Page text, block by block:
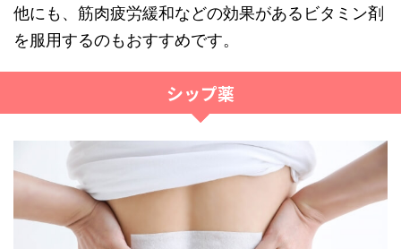
他にも、筋肉疲労緩和などの効果があるビタミン剤
を服用するのもおすすめです。
シップ薬